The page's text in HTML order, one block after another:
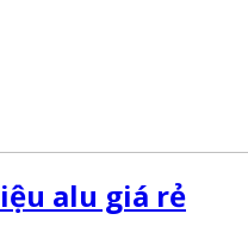
alu giá rẻ